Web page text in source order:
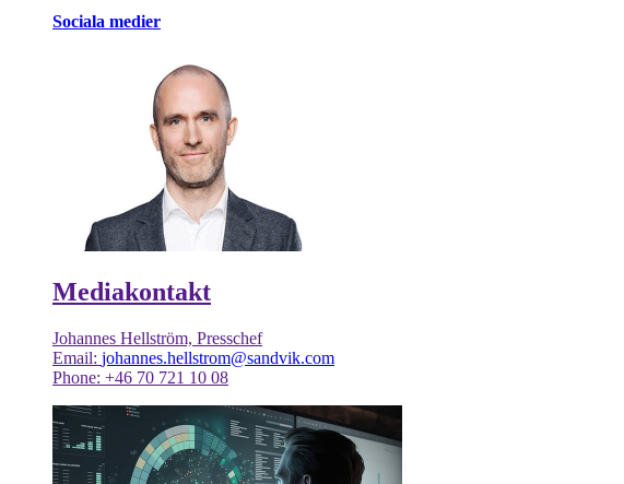
Sociala medier
Mediakontakt
Johannes Hellström, Presschef
Email: johannes.hellstrom@sandvik.com
Phone: +46 70 721 10 08